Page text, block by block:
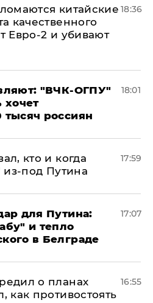
китайские
качественного
Евро-2 и убивают
18:36
"ВЧК-ОГПУ"
хочет
тысяч россиян
18:01
кто и когда
из-под Путина
17:59
для Путина:
и тепло
в Белграде
17:07
о планах
как противостоять
16:55